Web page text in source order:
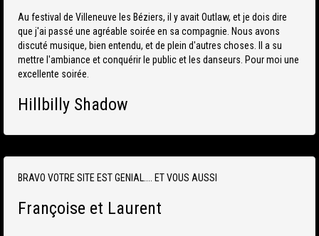
Au festival de Villeneuve les Béziers, il y avait Outlaw, et je dois dire
que j'ai passé une agréable soirée en sa compagnie. Nous avons
discuté musique, bien entendu, et de plein d'autres choses. Il a su
mettre l'ambiance et conquérir le public et les danseurs. Pour moi une
excellente soirée.
Hillbilly Shadow
BRAVO VOTRE SITE EST GENIAL.... ET VOUS AUSSI
Françoise et Laurent